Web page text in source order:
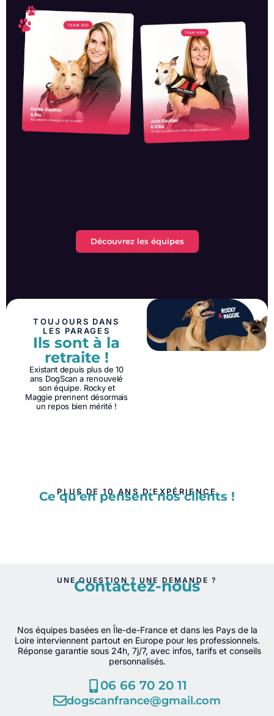
Découvrez les équipes
TOUJOURS DANS
LES PARAGES
Ils sont à la
retraite !
Existant depuis plus de 10
ans DogScan a renouvelé
son équipe. Rocky et
Maggie prennent désormais
un repos bien mérité !
PLUS DE 10 ANS D’EXPÉRIENCE
Ce qu’en pensent nos clients !
UNE QUESTION ? UNE DEMANDE ?
Contactez-nous
Nos équipes basées en Île-de-France et dans les Pays de la
Loire interviennent partout en Europe pour les professionnels.
Réponse garantie sous 24h, 7j/7, avec infos, tarifs et conseils
personnalisés.
06 66 70 20 11
dogscanfrance@gmail.com